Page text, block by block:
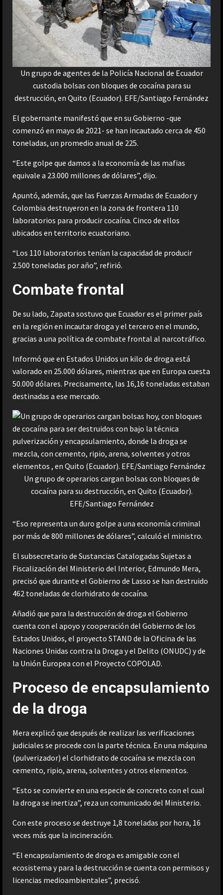
Un grupo de agentes de la Policía Nacional de Ecuador
custodia bolsas con bloques de cocaína para su
destrucción, en Quito (Ecuador). EFE/Santiago Fernández
El gobernante manifestó que en su Gobierno -que
comenzó en mayo de 2021- se han incautado cerca de 450
toneladas, un promedio anual de 225.
“Este golpe que damos a la economía de las mafias
equivale a 23.000 millones de dólares”, dijo.
Apuntó, además, que las Fuerzas Armadas de Ecuador y
Colombia destruyeron en la zona de frontera 110
laboratorios para producir cocaína. Cinco de ellos
ubicados en territorio ecuatoriano.
“Los 110 laboratorios tenían la capacidad de producir
2.500 toneladas por año”, refirió.
Combate frontal
De su lado, Zapata sostuvo que Ecuador es el primer país
en la región en incautar droga y el tercero en el mundo,
gracias a una política de combate frontal al narcotráfico.
Informó que en Estados Unidos un kilo de droga está
valorado en 25.000 dólares, mientras que en Europa cuesta
50.000 dólares. Precisamente, las 16,16 toneladas estaban
destinadas a ese mercado.
Un grupo de operarios cargan bolsas con bloques de
cocaína para su destrucción, en Quito (Ecuador).
EFE/Santiago Fernández
“Eso representa un duro golpe a una economía criminal
por más de 800 millones de dólares”, calculó el ministro.
El subsecretario de Sustancias Catalogadas Sujetas a
Fiscalización del Ministerio del Interior, Edmundo Mera,
precisó que durante el Gobierno de Lasso se han destruido
462 toneladas de clorhidrato de cocaína.
Añadió que para la destrucción de droga el Gobierno
cuenta con el apoyo y cooperación del Gobierno de los
Estados Unidos, el proyecto STAND de la Oficina de las
Naciones Unidas contra la Droga y el Delito (ONUDC) y de
la Unión Europea con el Proyecto COPOLAD.
Proceso de encapsulamiento
de la droga
Mera explicó que después de realizar las verificaciones
judiciales se procede con la parte técnica. En una máquina
(pulverizador) el clorhidrato de cocaína se mezcla con
cemento, ripio, arena, solventes y otros elementos.
“Esto se convierte en una especie de concreto con el cual
la droga se inertiza”, reza un comunicado del Ministerio.
Con este proceso se destruye 1,8 toneladas por hora, 16
veces más que la incineración.
“El encapsulamiento de droga es amigable con el
ecosistema y para la destrucción se cuenta con permisos y
licencias medioambientales”, precisó.